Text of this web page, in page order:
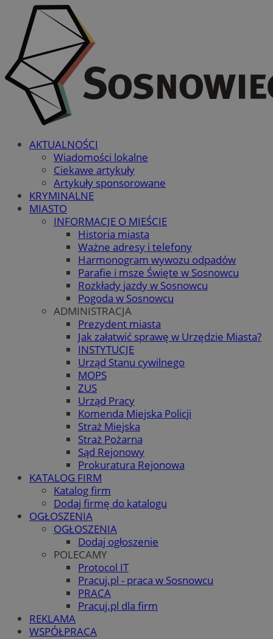
AKTUALNOŚCI
Wiadomości lokalne
Ciekawe artykuły
Artykuły sponsorowane
KRYMINALNE
MIASTO
INFORMACJE O MIEŚCIE
Historia miasta
Ważne adresy i telefony
Harmonogram wywozu odpadów
Parafie i msze Święte w Sosnowcu
Rozkłady jazdy w Sosnowcu
Pogoda w Sosnowcu
ADMINISTRACJA
Prezydent miasta
Jak załatwić sprawę w Urzędzie Miasta?
INSTYTUCJE
Urząd Stanu cywilnego
MOPS
ZUS
Urząd Pracy
Komenda Miejska Policji
Straż Miejska
Straż Pożarna
Sąd Rejonowy
Prokuratura Rejonowa
KATALOG FIRM
Katalog firm
Dodaj firmę do katalogu
OGŁOSZENIA
OGŁOSZENIA
Dodaj ogłoszenie
POLECAMY
Protocol IT
Pracuj.pl - praca w Sosnowcu
PRACA
Pracuj.pl dla firm
REKLAMA
WSPÓŁPRACA